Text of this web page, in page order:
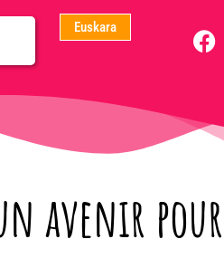
Euskara
avenir